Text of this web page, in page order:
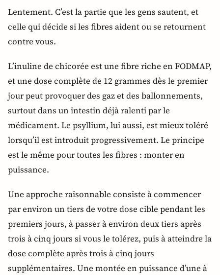
Lentement. C’est la partie que les gens sautent, et
celle qui décide si les fibres aident ou se retournent
contre vous.
L’inuline de chicorée est une fibre riche en FODMAP,
et une dose complète de 12 grammes dès le premier
jour peut provoquer des gaz et des ballonnements,
surtout dans un intestin déjà ralenti par le
médicament. Le psyllium, lui aussi, est mieux toléré
lorsqu’il est introduit progressivement. Le principe
est le même pour toutes les fibres : monter en
puissance.
Une approche raisonnable consiste à commencer
par environ un tiers de votre dose cible pendant les
premiers jours, à passer à environ deux tiers après
trois à cinq jours si vous le tolérez, puis à atteindre la
dose complète après trois à cinq jours
supplémentaires. Une montée en puissance d’une à